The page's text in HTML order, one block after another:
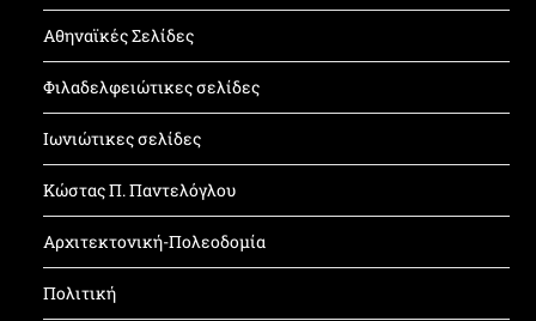
Αθηναϊκές Σελίδες
Φιλαδελφειώτικες σελίδες
Ιωνιώτικες σελίδες
Κώστας Π. Παντελόγλου
Αρχιτεκτονική-Πολεοδομία
Πολιτική